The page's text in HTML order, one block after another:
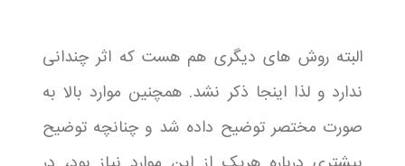
البته روش های دیگری هم هست که اثر چندانی
ندارد و لذا اینجا ذکر نشد. همچنین موارد بالا به
صورت مختصر توضیح داده شد و چنانچه توضیح